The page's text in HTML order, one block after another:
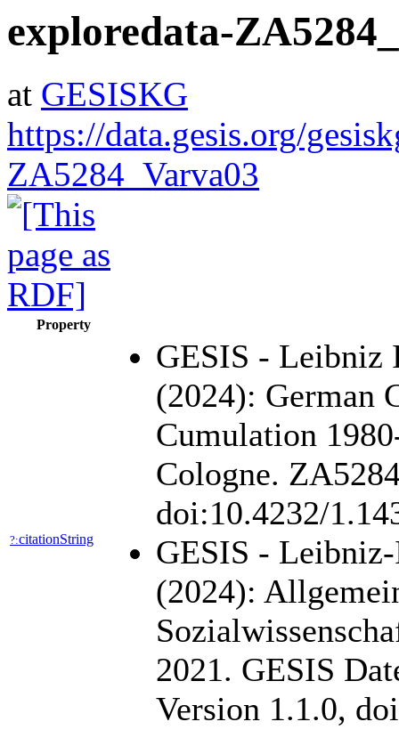
exploredata-
at GESISKG
https://data.gesis.org/
ZA5284_Varva03
Property
?:citationString
GESIS - Leibniz
(2024): German
Cumulation
Cologne.
doi:10.4232/
GESIS -
(2024):
2021. GESIS
Version 1.1.0,